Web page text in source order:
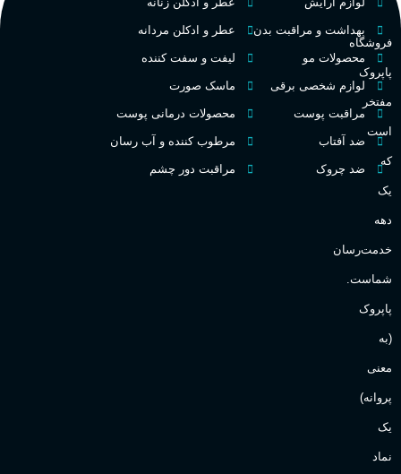
طبع
غلظت
اکسترکت دو پرفیوم
گروه بویایی میوه ای
مناسب برای
آقایان
فروشگاه
پاپروک
مفتخر
است
که
یک
دهه
خدمت‌رسان
شماست.
پاپروک
(به
معنی
پروانه)
یک
نماد
بهداشت و مراقبت بدن
محصولات مو
لوازم شخصی برقی
مراقبت پوست
ضد آفتاب
ضد چروک
عطر و ادکلن مردانه
لیفت و سفت کننده
ماسک صورت
محصولات درمانی پوست
مرطوب کننده و آب رسان
مراقبت دور چشم